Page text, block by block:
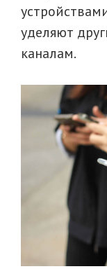
уделяют
каналам.